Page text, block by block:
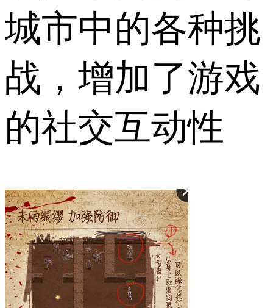
城市中的各种挑
战，增加了游戏
的社交互动性